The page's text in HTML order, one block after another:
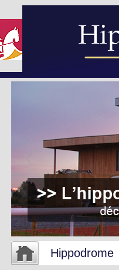
Hippodrome